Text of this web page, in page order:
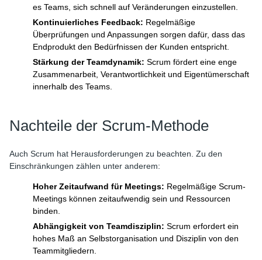
es Teams, sich schnell auf Veränderungen einzustellen.
Kontinuierliches Feedback: Regelmäßige
Überprüfungen und Anpassungen sorgen dafür, dass das
Endprodukt den Bedürfnissen der Kunden entspricht.
Stärkung der Teamdynamik: Scrum fördert eine enge
Zusammenarbeit, Verantwortlichkeit und Eigentümerschaft
innerhalb des Teams.
Nachteile der Scrum-Methode
Auch Scrum hat Herausforderungen zu beachten. Zu den
Einschränkungen zählen unter anderem:
Hoher Zeitaufwand für Meetings: Regelmäßige Scrum-
Meetings können zeitaufwendig sein und Ressourcen
binden.
Abhängigkeit von Teamdisziplin: Scrum erfordert ein
hohes Maß an Selbstorganisation und Disziplin von den
Teammitgliedern.